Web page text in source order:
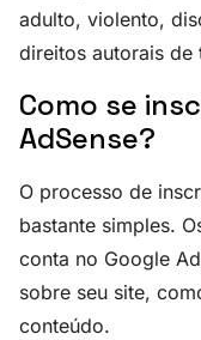
adulto, violento,
direitos autorais de
Como se
AdSense?
O processo de
bastante simples.
conta no Google
sobre seu site,
conteúdo.